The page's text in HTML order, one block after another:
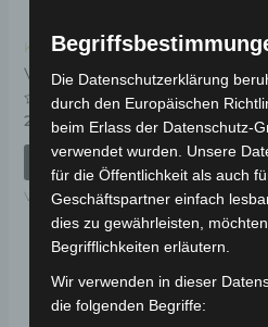
Kostenloser Versand
VSX SEITENSTÄNDER
Bewertet
mit
0
29,00 €
IN DEN WARENKORB
VSX
0
5
Die Datenschutzerklärung
durch den Europäischen
beim Erlass der Datenschutz-
verwendet wurden. Unsere
für die Öffentlichkeit als auch
Geschäftspartner einfach
dies zu gewährleisten,
Begrifflichkeiten erläutern.
Wir verwenden in dieser
die folgenden Begriffe: